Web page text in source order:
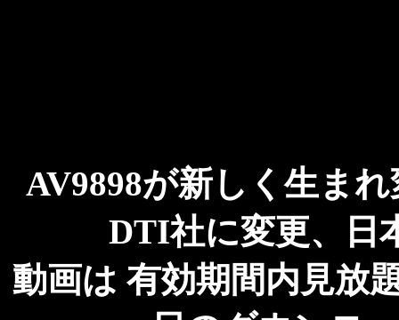
AV9898が新しく生ま
DTI社に変更、日
動画は 有効期間内見放